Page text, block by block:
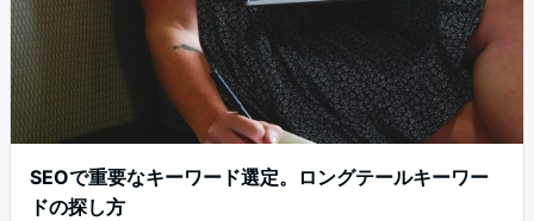
SEOで重要なキーワード選定。ロングテールキーワー
ドの探し方